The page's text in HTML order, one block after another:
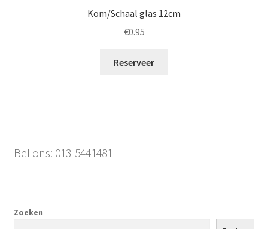
Kom/Schaal glas 12cm
€0.95
Reserveer
Bel ons: 013-5441481
Zoeken